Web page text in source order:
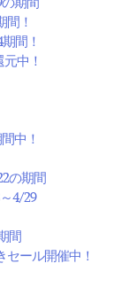
間！
間！
元中！
間中！
の期間
4/29
間
ール開催中！